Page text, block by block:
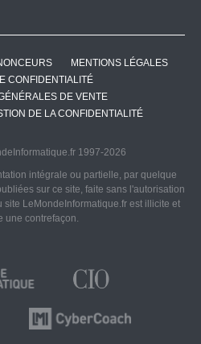
MENTIONS LÉGALES
CONFIDENTIALITÉ
DE VENTE
DE LA CONFIDENTIALITÉ
1997-2026
intégrale ou partielle, par quelque
sur ce site, faite sans l'autorisation
LeMondeInformatique.fr est illicite et
une contrefaçon.